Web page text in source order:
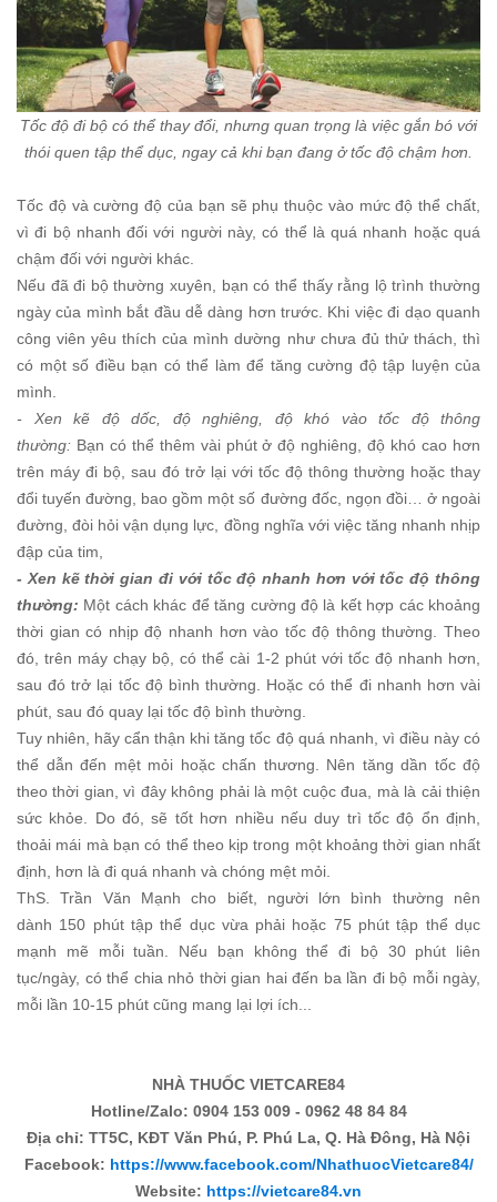
Tốc độ đi bộ có thể thay đổi, nhưng quan trọng là việc gắn bó với
thói quen tập thể dục, ngay cả khi bạn đang ở tốc độ chậm hơn.
Tốc độ và cường độ của bạn sẽ phụ thuộc vào mức độ thể chất,
vì đi bộ nhanh đối với người này, có thể là quá nhanh hoặc quá
chậm đối với người khác.
Nếu đã đi bộ thường xuyên, bạn có thể thấy rằng lộ trình thường
ngày của mình bắt đầu dễ dàng hơn trước. Khi việc đi dạo quanh
công viên yêu thích của mình dường như chưa đủ thử thách, thì
có một số điều bạn có thể làm để tăng cường độ tập luyện của
mình.
- Xen kẽ độ dốc, độ nghiêng, độ khó vào tốc độ thông
thường: Bạn có thể thêm vài phút ở độ nghiêng, độ khó cao hơn
trên máy đi bộ, sau đó trở lại với tốc độ thông thường hoặc thay
đổi tuyến đường, bao gồm một số đường đốc, ngọn đồi… ở ngoài
đường, đòi hỏi vận dụng lực, đồng nghĩa với việc tăng nhanh nhịp
đập của tim,
- Xen kẽ thời gian đi với tốc độ nhanh hơn với tốc độ thông
thường: Một cách khác để tăng cường độ là kết hợp các khoảng
thời gian có nhịp độ nhanh hơn vào tốc độ thông thường. Theo
đó, trên máy chạy bộ, có thể cài 1-2 phút với tốc độ nhanh hơn,
sau đó trở lại tốc độ bình thường. Hoặc có thể đi nhanh hơn vài
phút, sau đó quay lại tốc độ bình thường.
Tuy nhiên, hãy cẩn thận khi tăng tốc độ quá nhanh, vì điều này có
thể dẫn đến mệt mỏi hoặc chấn thương. Nên tăng dần tốc độ
theo thời gian, vì đây không phải là một cuộc đua, mà là cải thiện
sức khỏe. Do đó, sẽ tốt hơn nhiều nếu duy trì tốc độ ổn định,
thoải mái mà bạn có thể theo kịp trong một khoảng thời gian nhất
định, hơn là đi quá nhanh và chóng mệt mỏi.
ThS. Trần Văn Mạnh cho biết, người lớn bình thường nên
dành 150 phút tập thể dục vừa phải hoặc 75 phút tập thể dục
mạnh mẽ mỗi tuần. Nếu bạn không thể đi bộ 30 phút liên
tục/ngày, có thể chia nhỏ thời gian hai đến ba lần đi bộ mỗi ngày,
mỗi lần 10-15 phút cũng mang lại lợi ích...
NHÀ THUỐC VIETCARE84
Hotline/Zalo: 0904 153 009 - 0962 48 84 84
Địa chỉ: TT5C, KĐT Văn Phú, P. Phú La, Q. Hà Đông, Hà Nội
Facebook: https://www.facebook.com/NhathuocVietcare84/
Website: https://vietcare84.vn